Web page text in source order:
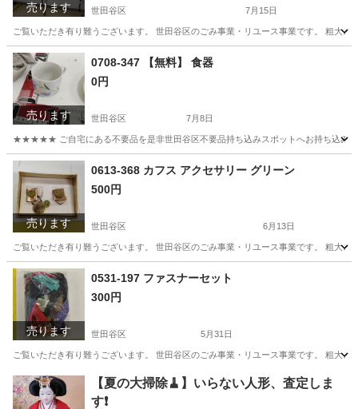
売ります 世田谷区 7月15日
ご覧いただき有り難うございます。 世⽥⾕区のごみ事業・リユース事業です。 粗
東京 世田谷区 リユース
売ります
0708-347 【無料】 食器
0円
世田谷区 7月8日
★★★★★ ご自宅にある不要品を是非世田谷区不要品持ち込みスポットへお持ち込みし
東京 世田谷区 スポット
売ります
0613-368 カフス アクセサリー グリーン
500円
世田谷区 6月13日
ご覧いただき有り難うございます。 世⽥⾕区のごみ事業・リユース事業です。 粗
東京 世田谷区 リユース
売ります
0531-197 ファスナーセット
300円
世田谷区 5月31日
ご覧いただき有り難うございます。 世⽥⾕区のごみ事業・リユース事業です。 粗
東京 世田谷区 その他 リユース
【夏の大掃除🧹】いらない人形、査定しま
す❗️